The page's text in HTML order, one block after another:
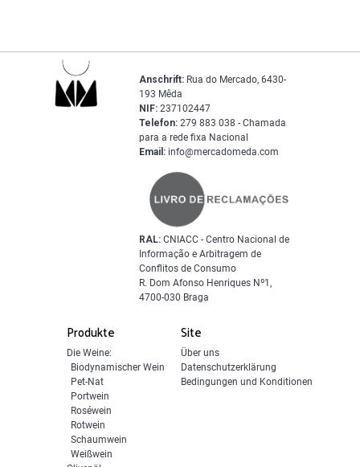
Produkte
Die Weine:
Biodynamischer Wein
Pet-Nat
Portwein
Roséwein
Rotwein
Schaumwein
Weißwein
Site
Über uns
Datenschutzerklärung
Bedingungen und Konditionen
Anschrift: Rua do Mercado, 6430-
193 Mêda
NIF: 237102447
Telefon: 279 883 038 - Chamada
para a rede fixa Nacional
Email: info@mercadomeda.com
RAL: CNIACC - Centro Nacional de
Informação e Arbitragem de
Conflitos de Consumo
R. Dom Afonso Henriques Nº1,
4700-030 Braga